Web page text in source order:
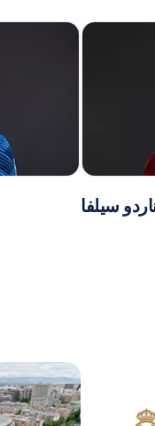
سيلفا